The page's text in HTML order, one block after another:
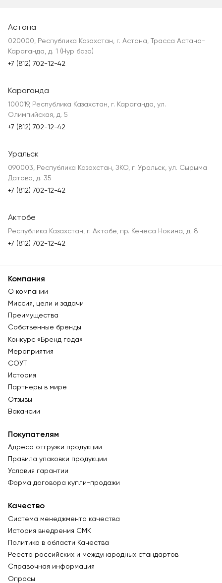
Астана
020000, Республика Казахстан, г. Астана, Трасса Астана-
Караганда, д. 1 (Нур база)
+7 (812) 702-12-42
Караганда
100019, Республика Казахстан, г. Караганда, ул.
Олимпийская, д. 5
+7 (812) 702-12-42
Уральск
090003, Республика Казахстан, ЗКО, г. Уральск, ул. Сырыма
Датова, д. 35
+7 (812) 702-12-42
Актобе
Республика Казахстан, г. Актобе, пр. Кенеса Нокина, д. 8
+7 (812) 702-12-42
Компания
О компании
Миссия, цели и задачи
Преимущества
Собственные бренды
Конкурс «Бренд года»
Мероприятия
СОУТ
История
Партнеры в мире
Отзывы
Вакансии
Покупателям
Адреса отгрузки продукции
Правила упаковки продукции
Условия гарантии
Форма договора купли-продажи
Качество
Система менеджмента качества
История внедрения СМК
Политика в области Качества
Реестр российских и международных стандартов
Справочная информация
Опросы